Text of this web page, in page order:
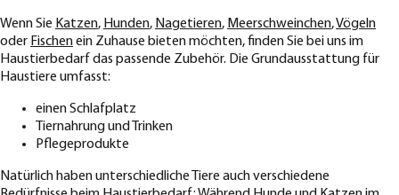
Wenn Sie Katzen, Hunden, Nagetieren, Meerschweinchen,Vögeln
oder Fischenein Zuhause bieten möchten, finden Sie bei uns im
Haustierbedarf das passende Zubehör. Die Grundausstattung für
Haustiere umfasst:
einen Schlafplatz
Tiernahrung und Trinken
Pflegeprodukte
Natürlich haben unterschiedliche Tiere auch verschiedene